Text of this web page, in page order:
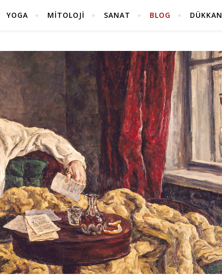
YOGA MITOLOJI SANAT BLOG DÜKKAN